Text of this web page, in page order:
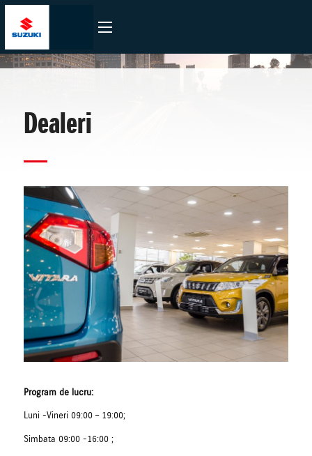
Dealeri
Program de lucru:
Luni -Vineri 09:00 – 19:00;
Simbata 09:00 -16:00 ;